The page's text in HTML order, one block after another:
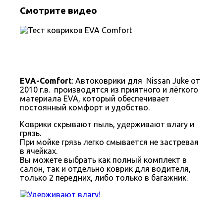
Смотрите видео
EVA-Comfort: Автоковрики для Nissan Juke от
2010 г.в. производятся из приятного и лёгкого
материала EVA, который обеспечивает
постоянный комфорт и удобство.
Коврики скрывают пыль, удерживают влагу и
грязь.
При мойке грязь легко смывается не застревая
в ячейках.
Вы можете выбрать как полный комплект в
салон, так и отдельно коврик для водителя,
только 2 передних, либо только в багажник.